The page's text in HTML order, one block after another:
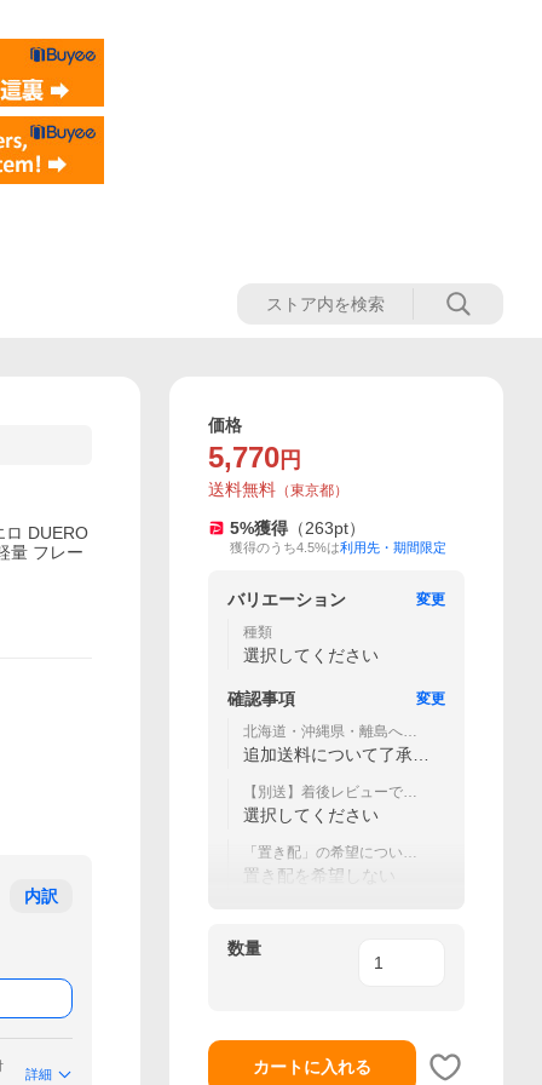
ロ DUERO
量 フレー
内訳
詳細
価格
5,770 円
送料無料 （東京都）
5%獲得 （263pt）
獲得のうち4.5%は利用先・期間限定
バリエーション
変更
種類
選択してください
確認事項
変更
北海道・沖縄県・離島への
配送は、追加送料が発生し
ます
追加送料について了承し
【別送】着後レビューで特
典プレゼント
選択してください
「置き配」の希望につい
て ※詳細はガイドをご確認
置き配を希望しない
数量
カートに入れる